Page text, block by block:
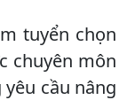
tuyển chọn
chuyên môn
cầu nâng